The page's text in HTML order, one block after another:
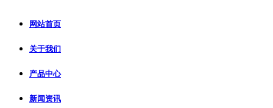
网站首页
关于我们
产品中心
新闻资讯